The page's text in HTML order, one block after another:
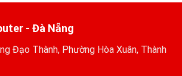
- Đà Nẵng
Đạo Thành, Phường Hòa Xuân, Thành